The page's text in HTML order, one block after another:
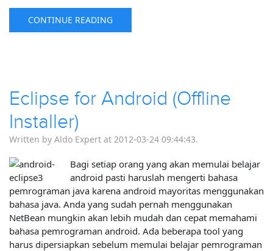
CONTINUE READING
Eclipse for Android (Offline
Installer)
Written by Aldo Expert at 2012-03-24 09:44:43.
Bagi setiap orang yang akan memulai belajar
android pasti haruslah mengerti bahasa
pemrograman java karena android mayoritas menggunakan
bahasa java. Anda yang sudah pernah menggunakan
NetBean mungkin akan lebih mudah dan cepat memahami
bahasa pemrograman android. Ada beberapa tool yang
harus dipersiapkan sebelum memulai belajar pemrograman